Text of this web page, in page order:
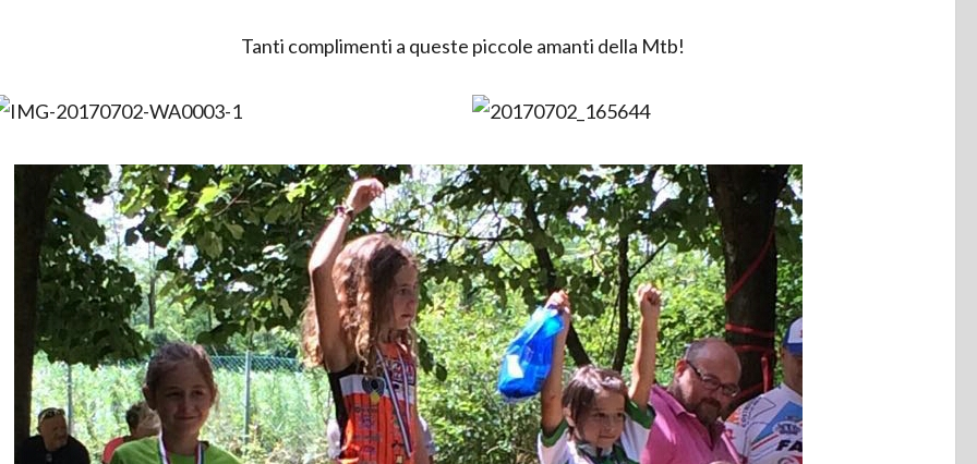
Tanti complimenti a queste piccole amanti della Mtb!